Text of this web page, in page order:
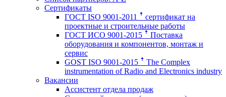
Сертификаты
ГОСТ ISO 9001-2011 ꜛ сертификат на
проектные и строительные работы
ГОСТ ИСО 9001-2015 ꜛ Поставка
оборудования и компонентов, монтаж и
сервис
GOST ISO 9001-2015 ꜛ The Complex
instrumentation of Radio and Electronics industry
Вакансии
Ассистент отдела продаж